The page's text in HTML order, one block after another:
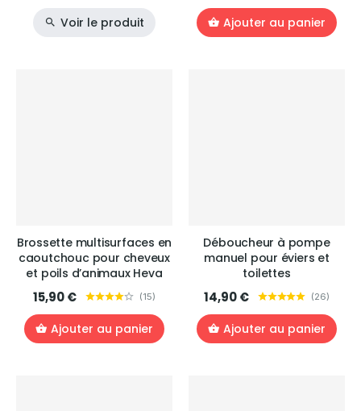
Voir le produit Ajouter au panier
Brossette multisurfaces en
caoutchouc pour cheveux
et poils d’animaux Heva
15,90 € (15)
Ajouter au panier
Déboucheur à pompe
manuel pour éviers et
toilettes
14,90 € (26)
Ajouter au panier